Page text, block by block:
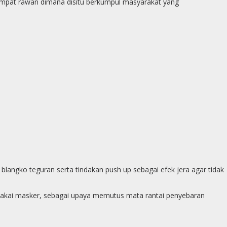
teguran serta tindakan push up sebagai efek jera agar tidak
masker, sebagai upaya memutus mata rantai penyebaran